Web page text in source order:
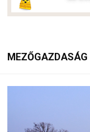
MEZŐGAZDASÁG